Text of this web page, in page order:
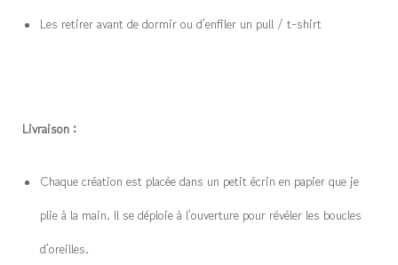
Les retirer avant de dormir ou d’enfiler un pull / t-shirt
Livraison :
Chaque création est placée dans un petit écrin en papier que je
plie à la main. Il se déploie à l’ouverture pour révéler les boucles
d’oreilles.